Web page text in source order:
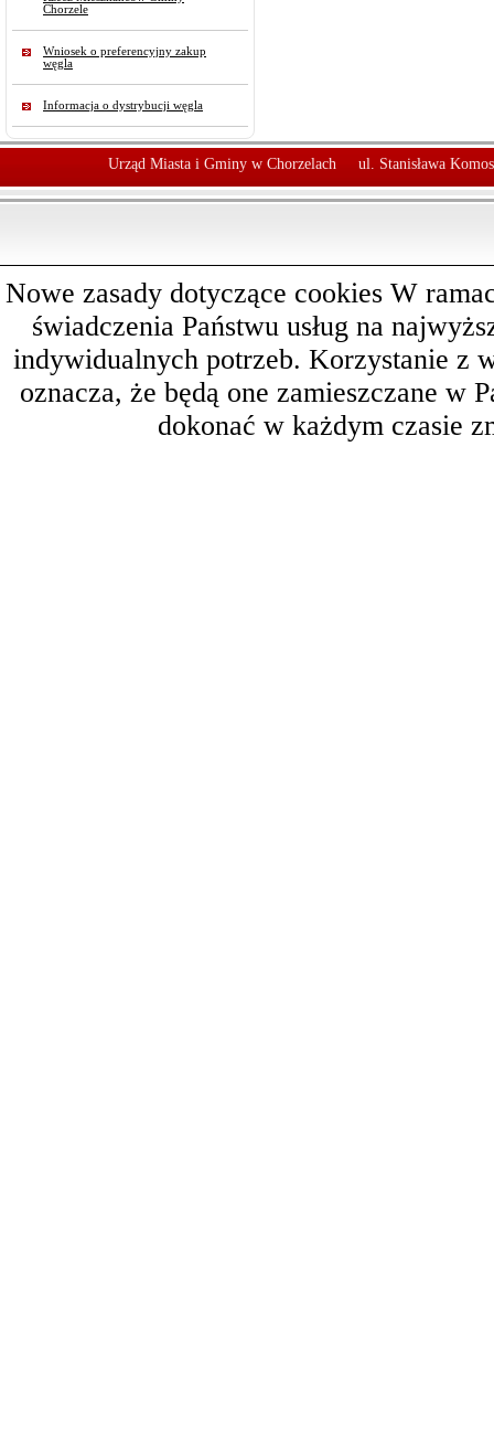
Chorzele
Wniosek o preferencyjny zakup
węgla
Informacja o dystrybucji węgla
Urząd Miasta i Gminy w Chorzelach ul. Stanisława
Nowe zasady dotyczące cookies W
świadczenia Państwu usług na
indywidualnych potrzeb. Korzystanie z
oznacza, że będą one zamieszczane w
dokonać w każdym czasie